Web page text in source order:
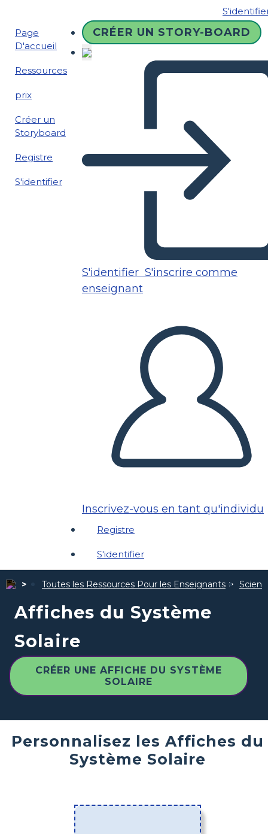
Page
D'accueil
Ressources
prix
Créer un
Storyboard
Registre
S'identifier
CRÉER UN STORY-BOARD
S'identifier S'inscrire comme
enseignant
Inscrivez-vous en tant qu'individu
Registre
S'identifier
Toutes les Ressources Pour les Enseignants
Affiches du Système
Solaire
CRÉER UNE AFFICHE DU SYSTÈME
SOLAIRE
Personnalisez les Affiches du
Système Solaire